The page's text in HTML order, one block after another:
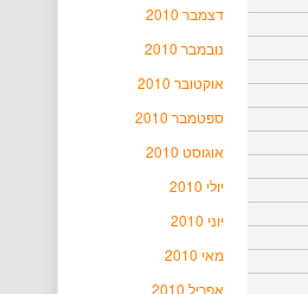
דצמבר 2010
נובמבר 2010
אוקטובר 2010
ספטמבר 2010
אוגוסט 2010
יולי 2010
יוני 2010
מאי 2010
אפריל 2010